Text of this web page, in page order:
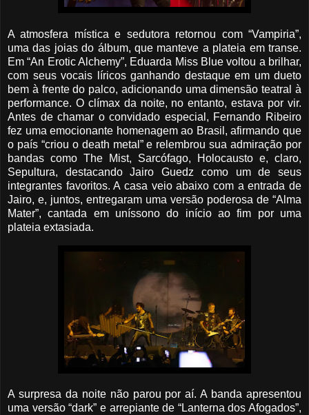
A atmosfera mística e sedutora retornou com “Vampiria”,
uma das joias do álbum, que manteve a plateia em transe.
Em “An Erotic Alchemy”, Eduarda Miss Blue voltou a brilhar,
com seus vocais líricos ganhando destaque em um dueto
bem à frente do palco, adicionando uma dimensão teatral à
performance. O clímax da noite, no entanto, estava por vir.
Antes de chamar o convidado especial, Fernando Ribeiro
fez uma emocionante homenagem ao Brasil, afirmando que
o país “criou o death metal” e relembrou sua admiração por
bandas como The Mist, Sarcófago, Holocausto e, claro,
Sepultura, destacando Jairo Guedz como um de seus
integrantes favoritos. A casa veio abaixo com a entrada de
Jairo, e, juntos, entregaram uma versão poderosa de “Alma
Mater”, cantada em uníssono do início ao fim por uma
plateia extasiada.
A surpresa da noite não parou por aí. A banda apresentou
uma versão “dark” e arrepiante de “Lanterna dos Afogados”,